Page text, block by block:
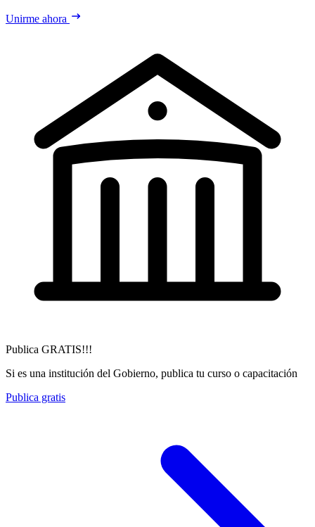
Unirme ahora
Publica GRATIS!!!
Si es una institución del Gobierno, publica tu curso o capacitación
Publica gratis